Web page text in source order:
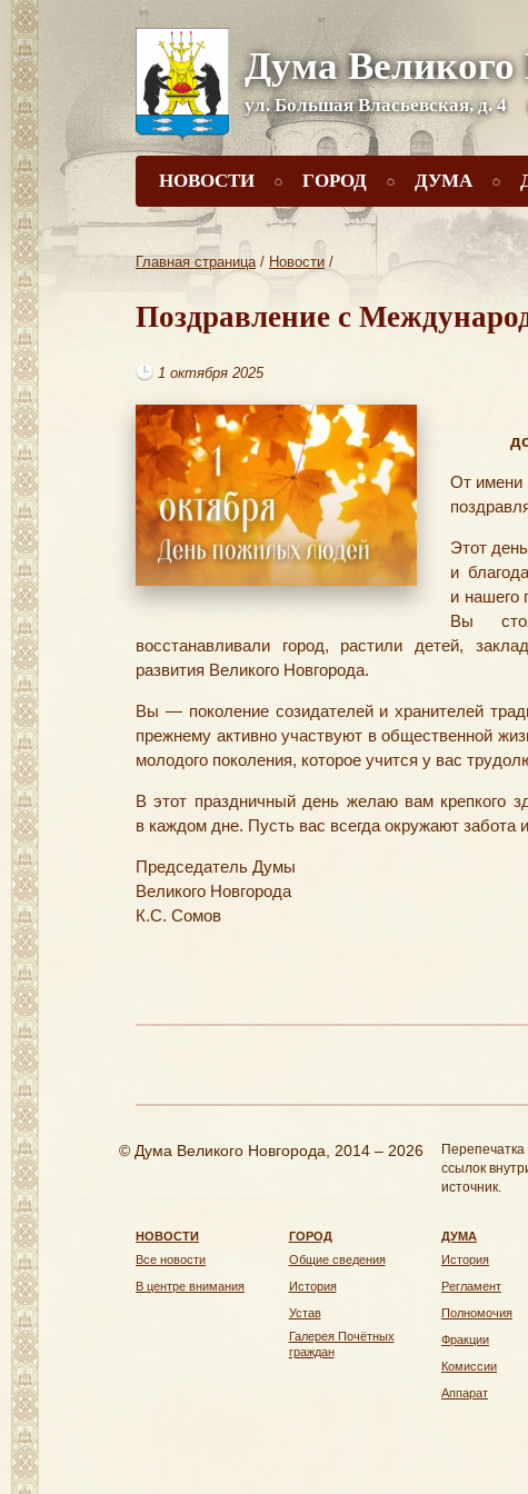
Дума Великого
ул. Большая Власьевская, д. 4
НОВОСТИ ГОРОД ДУМА
Главная страница/ Новости /
Поздравление с
1 октября 2025
От имени
Этот
и
и нашего
Вы
восстанавливали город, растили детей,
развития Великого Новгорода.
Вы — поколение созидателей и хранителей
прежнему активно участвуют в общественной
молодого поколения, которое учится у вас
В этот праздничный день желаю вам крепкого
в каждом дне. Пусть вас всегда окружают забота
Председатель Думы
Великого Новгорода
К.С. Сомов
© Дума Великого Новгорода, 2014 – 2026
ссылок
источник.
НОВОСТИ
Все новости
В центре внимания
ГОРОД
Общие сведения
История
Устав
Галерея Почётных
граждан
ДУМА
История
Регламент
Полномочия
Фракции
Комиссии
Аппарат